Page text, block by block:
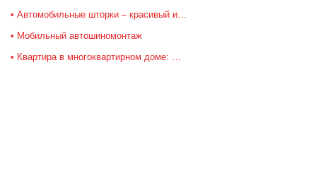
Автомобильные шторки – красивый и…
Мобильный автошиномонтаж
Квартира в многоквартирном доме: …